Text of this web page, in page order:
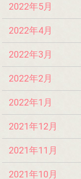
2022年5月
2022年4月
2022年3月
2022年2月
2022年1月
2021年12月
2021年11月
2021年10月